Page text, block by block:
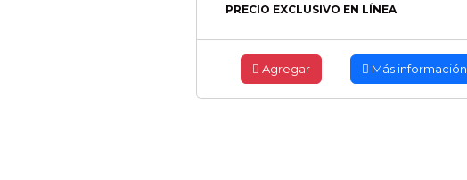
PRECIO EXCLUSIVO EN LÍNEA
Agregar Más información